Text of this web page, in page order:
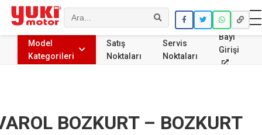
Ara
Model
Kategorileri
Satış
Noktaları
Servis
Noktaları
Bayi
Girişi
BOZKURT – BOZKURT